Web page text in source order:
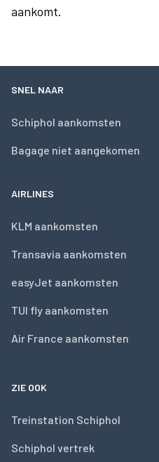
aankomt.
SNEL NAAR
Schiphol aankomsten
Bagage niet aangekomen
AIRLINES
KLM aankomsten
Transavia aankomsten
easyJet aankomsten
TUI fly aankomsten
Air France aankomsten
ZIE OOK
Treinstation Schiphol
Schiphol vertrek